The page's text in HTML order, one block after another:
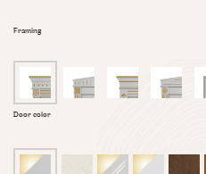
Framing
Door color